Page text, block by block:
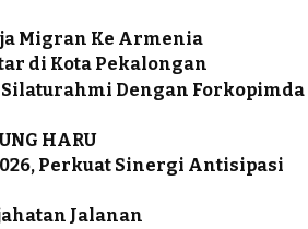
Migran Ke Armenia
di Kota Pekalongan
Silaturahmi Dengan Forkopimda
HARU
Perkuat Sinergi Antisipasi
Jalanan